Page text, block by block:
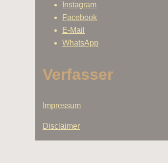
Instagram
Facebook
E-Mail
WhatsApp
Verfasser
Impressum
Disclaimer